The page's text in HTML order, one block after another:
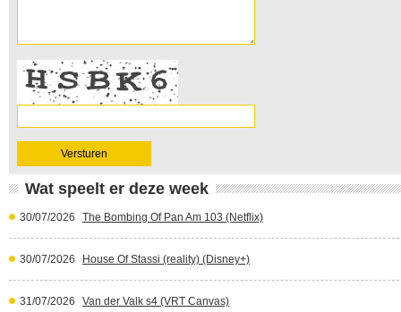
Wat speelt er deze week
30/07/2026 The Bombing Of Pan Am 103 (Netflix)
30/07/2026 House Of Stassi (reality) (Disney+)
31/07/2026 Van der Valk s4 (VRT Canvas)